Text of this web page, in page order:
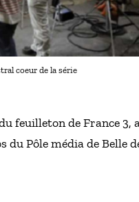
coeur de la série
feuilleton de France 3,
Pôle média de Belle